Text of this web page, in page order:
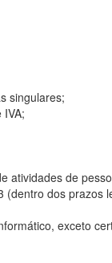
singulares;
atividades de
(dentro dos prazos
exceto